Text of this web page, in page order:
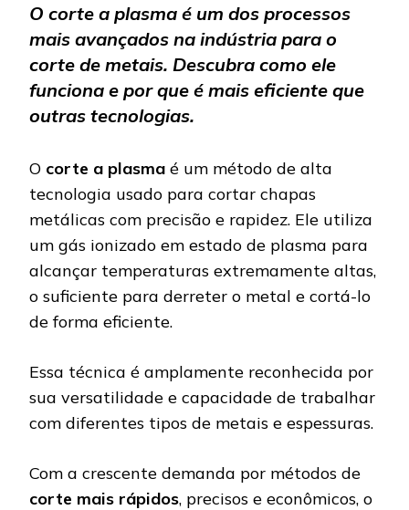
O corte a plasma é um dos processos
mais avançados na indústria para o
corte de metais. Descubra como ele
funciona e por que é mais eficiente que
outras tecnologias.
O corte a plasma é um método de alta
tecnologia usado para cortar chapas
metálicas com precisão e rapidez. Ele utiliza
um gás ionizado em estado de plasma para
alcançar temperaturas extremamente altas,
o suficiente para derreter o metal e cortá-lo
de forma eficiente.
Essa técnica é amplamente reconhecida por
sua versatilidade e capacidade de trabalhar
com diferentes tipos de metais e espessuras.
Com a crescente demanda por métodos de
corte mais rápidos, precisos e econômicos, o